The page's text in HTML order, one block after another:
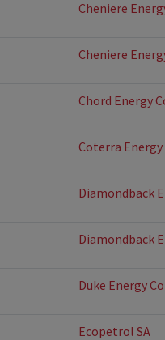
Cheniere
Cheniere
Chord Energy
Coterra
Diamondback
Diamondback
Duke Energy
Ecopetrol SA